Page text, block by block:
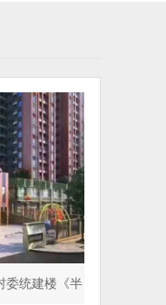
委统建楼《半